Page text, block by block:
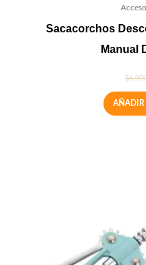
Sacacorchos
Manual
$
AÑADIR